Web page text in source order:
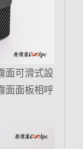
面可滑式設
面面板相呼